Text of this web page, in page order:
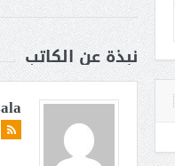
نبذة عن الكاتب